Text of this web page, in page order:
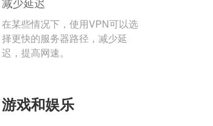
在某些情况下，使用VPN可以选
择更快的服务器路径，减少延
迟，提高网速。
游戏和娱乐